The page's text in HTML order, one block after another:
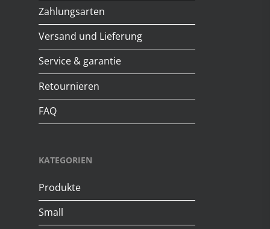
Zahlungsarten
Versand und Lieferung
Service & garantie
Retournieren
FAQ
KATEGORIEN
Produkte
Small